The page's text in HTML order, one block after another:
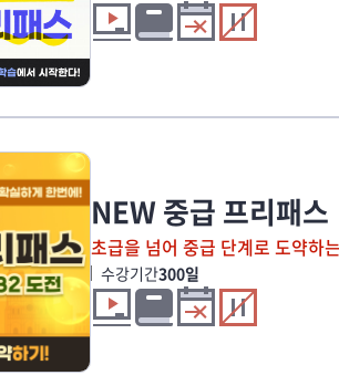
NEW 중급 프리패스
초급을 넘어 중급 단계로 도약하
수강기간300일